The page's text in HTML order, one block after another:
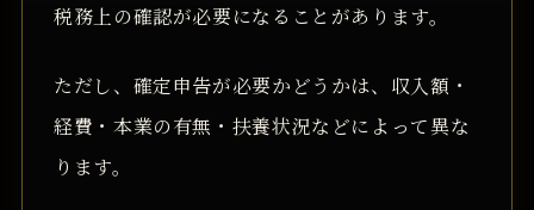
税務上の確認が必要になることがあります。
ただし、確定申告が必要かどうかは、収入額・
経費・本業の有無・扶養状況などによって異な
ります。